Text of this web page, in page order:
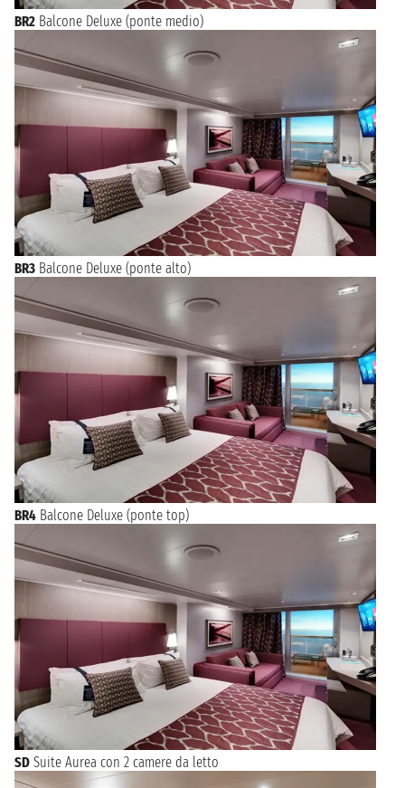
BR2 Balcone Deluxe (ponte medio)
BR3 Balcone Deluxe (ponte alto)
BR4 Balcone Deluxe (ponte top)
SD Suite Aurea con 2 camere da letto